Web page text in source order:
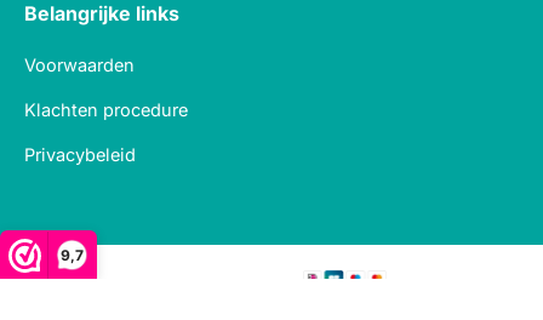
9,7
Belangrijke links
Voorwaarden
Klachten procedure
Privacybeleid